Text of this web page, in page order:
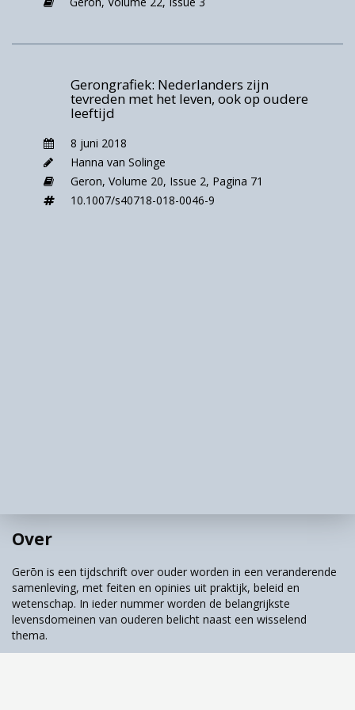
(BMI≥30) (niet in de figuur). Het toenemend
generaties volwassenen en ouderen
Gerongrafiek: Nederlanders zijn
tevreden met het leven, ook op oudere
leeftijd
8 juni 2018
Hanna van Solinge
Geron, Volume 20, Issue 2, Pagina 71
10.1007/s40718-018-0046-9
Over
Gerōn is een tijdschrift over ouder worden in een veranderende
samenleving, met feiten en opinies uit praktijk, beleid en
wetenschap. In ieder nummer worden de belangrijkste
levensdomeinen van ouderen belicht naast een wisselend
thema.